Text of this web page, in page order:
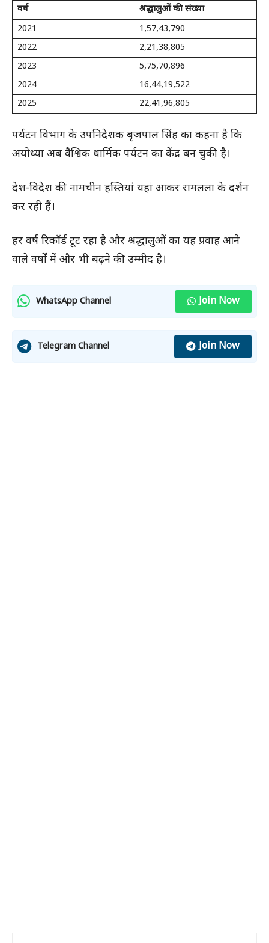
वर्ष
श्रद्धालुओं की संख्या
2021
1,57,43,790
2022
2,21,38,805
2023
5,75,70,896
2024
16,44,19,522
2025
22,41,96,805
पर्यटन विभाग के उपनिदेशक बृजपाल सिंह का कहना है कि
अयोध्या अब वैश्विक धार्मिक पर्यटन का केंद्र बन चुकी है।
देश-विदेश की नामचीन हस्तियां यहां आकर रामलला के दर्शन
कर रही हैं।
हर वर्ष रिकॉर्ड टूट रहा है और श्रद्धालुओं का यह प्रवाह आने
वाले वर्षों में और भी बढ़ने की उम्मीद है।
WhatsApp Channel Join Now
Telegram Channel Join Now